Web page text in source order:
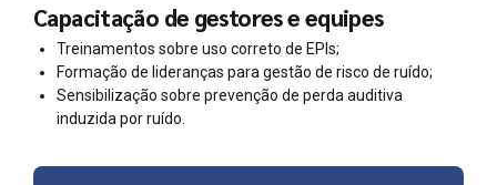
Capacitação de gestores e equipes
Treinamentos sobre uso correto de EPIs;
Formação de lideranças para gestão de risco de ruído;
Sensibilização sobre prevenção de perda auditiva
induzida por ruído.